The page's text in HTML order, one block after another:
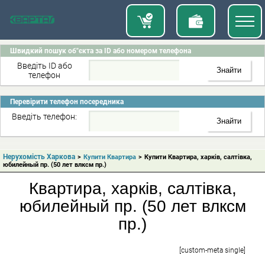
Швидкий пошук об"єкта за ID або номером телефона
Введіть ID або
телефон
Перевірити телефон посередника
Введіть телефон:
Нерухомість Харкова > Купити Квартира > Купити Квартира, харків, салтівка,
юбилейный пр. (50 лет влксм пр.)
Квартира, харків, салтівка,
юбилейный пр. (50 лет влксм
пр.)
[custom-meta single]